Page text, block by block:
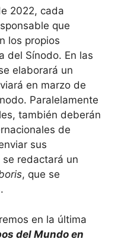
2022, cada
que
los propios
del Sínodo. En las
elaborará un
en marzo de
Paralelamente
también deberán
de
sus
redactará un
, que se
en la última
del Mundo en